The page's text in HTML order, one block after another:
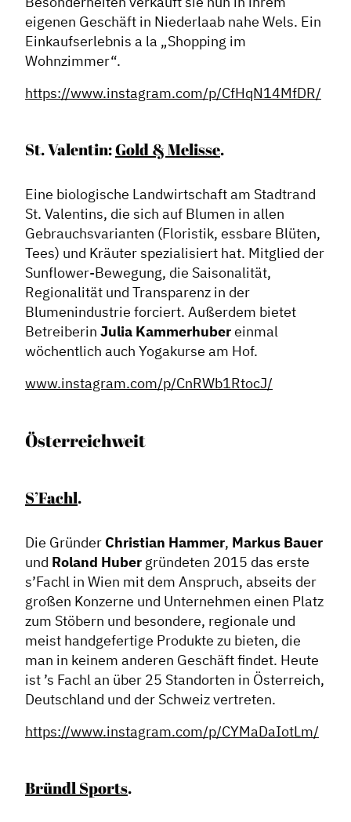
eigenen Geschäft in Niederlaab nahe Wels. Ein
Einkaufserlebnis a la „Shopping im
Wohnzimmer“.
https://www.instagram.com/p/CfHqN14MfDR/
St. Valentin:Gold & Melisse.
Eine biologische Landwirtschaft am Stadtrand
St. Valentins, die sich auf Blumen in allen
Gebrauchsvarianten (Floristik, essbare Blüten,
Tees) und Kräuter spezialisiert hat. Mitglied der
Sunflower-Bewegung, die Saisonalität,
Regionalität und Transparenz in der
Blumenindustrie forciert. Außerdem bietet
Betreiberin Julia Kammerhubereinmal
wöchentlich auch Yogakurse am Hof.
www.instagram.com/p/CnRWb1RtocJ/
Österreichweit
S’Fachl.
Die Gründer Christian Hammer, Markus Bauer
und Roland Huber gründeten 2015 das erste
s’Fachl in Wien mit dem Anspruch, abseits der
großen Konzerne und Unternehmen einen Platz
zum Stöbern und besondere, regionale und
meist handgefertige Produkte zu bieten, die
man in keinem anderen Geschäft findet. Heute
ist ’s Fachl an über 25 Standorten in Österreich,
Deutschland und der Schweiz vertreten.
https://www.instagram.com/p/CYMaDaIotLm/
Bründl Sports.